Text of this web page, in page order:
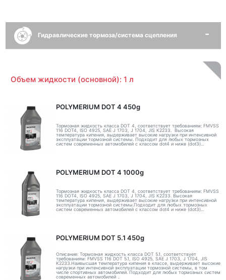
Гидравлические тормоза/система сцепления
Объем жидкости (основной): 1 л
POLYMERIUM DOT 4 450g
Тормозная жидкость класса DOT 4, соответствует требованиям: FMVSS
116 DOT4, ISO 4925, SAE J 1703, J 1704, JIS K2233. Высокая
температура кипения, выдерживает высокие нагрузки при интенсивной
эксплуатации тормозной системы. Подходит для любых тормозных
систем современных автомобилей с классом dot4 и ниже (dot3)...
POLYMERIUM DOT 4 1000g
Тормозная жидкость класса DOT 4, соответствует требованиям: FMVSS
116 DOT4, ISO 4925, SAE J 1703, J 1704, JIS K2233. Высокая
температура кипения, выдерживает высокие нагрузки при интенсивной
эксплуатации тормозной системы.Подходит для любых тормозных
систем современных автомобилей с классом dot4 и ниже (dot3)...
POLYMERIUM DOT 5.1 450g
Описание: Тормозная жидкость класса DOT 5.1, соответствует
требованиям: FMVSS 116 DOT 5.1, ISO 4925, SAE J 1703, J 1704, JIS
K2233.Наивысшая температура кипения в классе, выдерживает высокие
нагрузки при интенсивной эксплуатации тормозной системы, в том
числе спортивных автомобилей. Подходит для любых тормозных систем
современных автомобилей ..